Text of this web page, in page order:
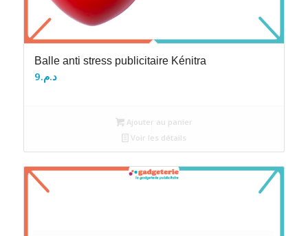
Balle anti stress publicitaire Kénitra
د.م.9
Ajouter au panier
Voir les détails